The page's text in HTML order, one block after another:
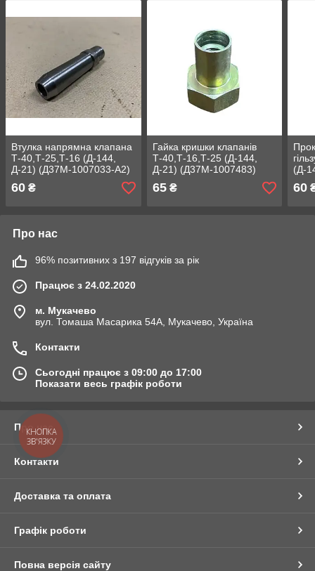
Втулка напрямна клапана
Т-40,Т-25,Т-16 (Д-144,
Д-21) (Д37М-1007033-А2)
60 ₴
Гайка кришки клапанів
Т-40,Т-16,Т-25 (Д-144,
Д-21) (Д37М-1007483)
65₴
(Д-
60
Про нас
96% позитивних з 197 відгуків за рік
Працює з 24.02.2020
м. Мукачево
вул. Томаша Масарика 54А, Мукачево, Україна
Контакти
Сьогодні працює з 09:00 до 17:00
Показати весь графік роботи
Про нас
Контакти
Доставка та оплата
Графік роботи
Повна версія сайту
КНОПКА
ЗВ'ЯЗКУ